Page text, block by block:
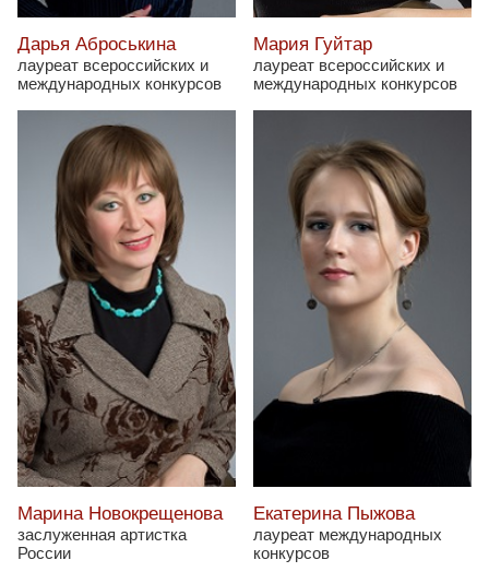
Дарья Аброськина
лауреат всероссийских и
международных конкурсов
Мария Гуйтар
лауреат всероссийских и
международных конкурсов
Марина Новокрещенова
заслуженная артистка
России
Екатерина Пыжова
лауреат международных
конкурсов